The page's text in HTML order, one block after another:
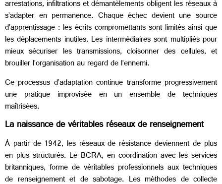
arrestations, infiltrations et démantèlements obligent les réseaux à
s’adapter en permanence. Chaque échec devient une source
d’apprentissage : les écrits compromettants sont limités ainsi que
les déplacements inutiles. Les intermédiaires sont multipliés pour
mieux sécuriser les transmissions, cloisonner des cellules, et
brouiller l’organisation au regard de l’ennemi.
Ce processus d’adaptation continue transforme progressivement
une pratique improvisée en un ensemble de techniques
maîtrisées.
La naissance de véritables réseaux de renseignement
À partir de 1942, les réseaux de résistance deviennent de plus
en plus structurés. Le BCRA, en coordination avec les services
britanniques, forme de véritables professionnels aux techniques
de renseignement et de sabotage. Les méthodes de collecte